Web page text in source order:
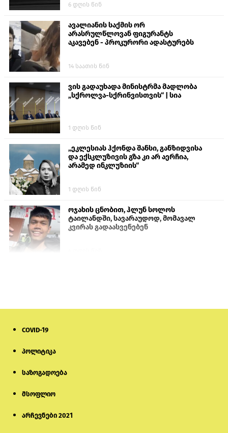
6 დღის წინ
ავალიანის საქმის ორ
არასრულწლოვან ფიგურანტს
აკავებენ - პროკურორი ადასტურებს
14 საათის წინ
ვის გადაუხადა მინისტრმა მადლობა
„სქროლვა-სქრინვისთვის“ | სია
1 დღის წინ
„ეკლესიას ჰქონდა შანსი, განზიდვისა
და ექსკლუზივის გზა კი არ აერჩია,
არამედ ინკლუზიის“
1 დღის წინ
ოჯახის ცნობით, ჰლუნ სოლოს
ტაილანდში, სავარაუდოდ, მომავალ
კვირას გადაასვენებენ
დაფინანსება აღარ ექნება
COVID-19
პოლიტიკა
საზოგადოება
მსოფლიო
არჩევნები 2021